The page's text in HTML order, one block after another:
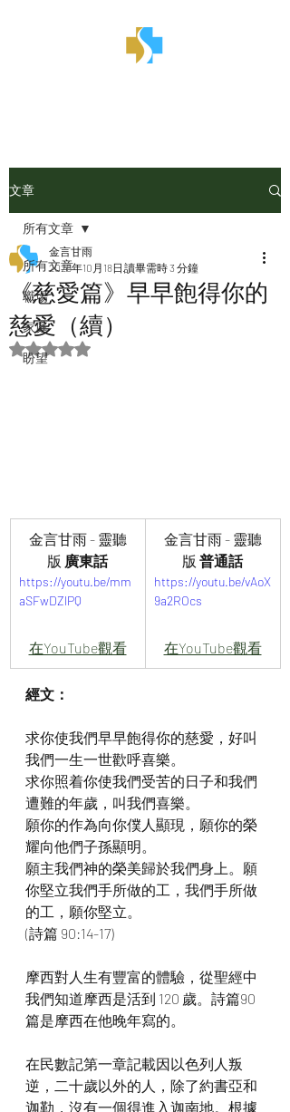
文章
所有文章
職場
家庭
盼望
所有文章
《慈愛篇》早早飽得你的
慈愛（續）
金言甘雨
2025年10月18日 讀畢需時 3 分鐘
評等為 NaN（最高為 5 顆星）。
金言甘雨 - 靈聽
版 廣東話
https://youtu.be/mm
aSFwDZlPQ
在YouTube觀看
金言甘雨 - 靈聽
版 普通話
https://youtu.be/vAoX
9a2ROcs
在YouTube觀看
經文：
求你使我們早早飽得你的慈愛，好叫
我們一生一世歡呼喜樂。
求你照着你使我們受苦的日子和我們
遭難的年歲，叫我們喜樂。
願你的作為向你僕人顯現，願你的榮
耀向他們子孫顯明。
願主我們神的榮美歸於我們身上。願
你堅立我們手所做的工，我們手所做
的工，願你堅立。
(詩篇 90:14-17)
摩西對人生有豐富的體驗，從聖經中
我們知道摩西是活到 120 歲。詩篇90
篇是摩西在他晚年寫的。
在民數記第一章記載因以色列人叛
逆，二十歲以外的人，除了約書亞和
迦勒，沒有一個得進入迦南地。根據